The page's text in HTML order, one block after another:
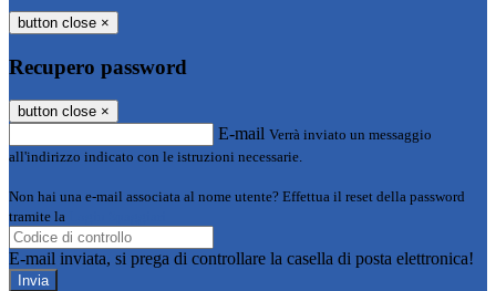
button close ×
Recupero password
button close ×
E-mail Verrà inviato un messaggio
all'indirizzo indicato con le istruzioni necessarie.
Non hai una e-mail associata al nome utente? Effettua il reset della password
tramite la
E-mail inviata, si prega di controllare la casella di posta elettronica!